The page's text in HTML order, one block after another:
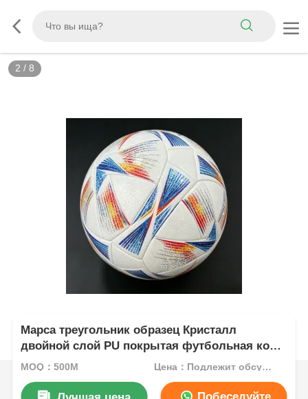
3 / 8
Марса треугольник образец Кристалл
двойной слой PU покрытая футбольная кожа
с водонепроницаемой нетканой подкладки и
MOQ：500М Цена：Подлежит обсуждению